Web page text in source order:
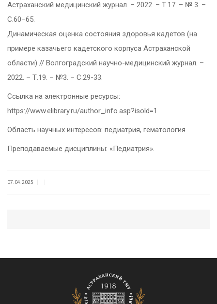
Астраханский медицинский журнал. – 2022. – Т.17. – № 3. –
С.60–65.
Динамическая оценка состояния здоровья кадетов (на
примере казачьего кадетского корпуса Астраханской
области) // Волгоградский научно-медицинский журнал. –
2022. – Т.19. – №3. – С.29-33.
Ссылка на электронные ресурсы:
https://www.elibrary.ru/author_info.asp?isold=1
Область научных интересов: педиатрия, гематология
Преподаваемые дисциплины: «Педиатрия».
07.04.2025